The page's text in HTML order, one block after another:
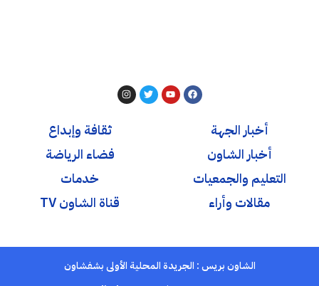
أخبار الجهة
أخبار الشاون
التعليم والجمعيات
مقالات وأراء
ثقافة وإبداع
فضاء الرياضة
خدمات
قناة الشاون TV
الشاون بريس : الجريدة المحلية الأولى بشفشاون